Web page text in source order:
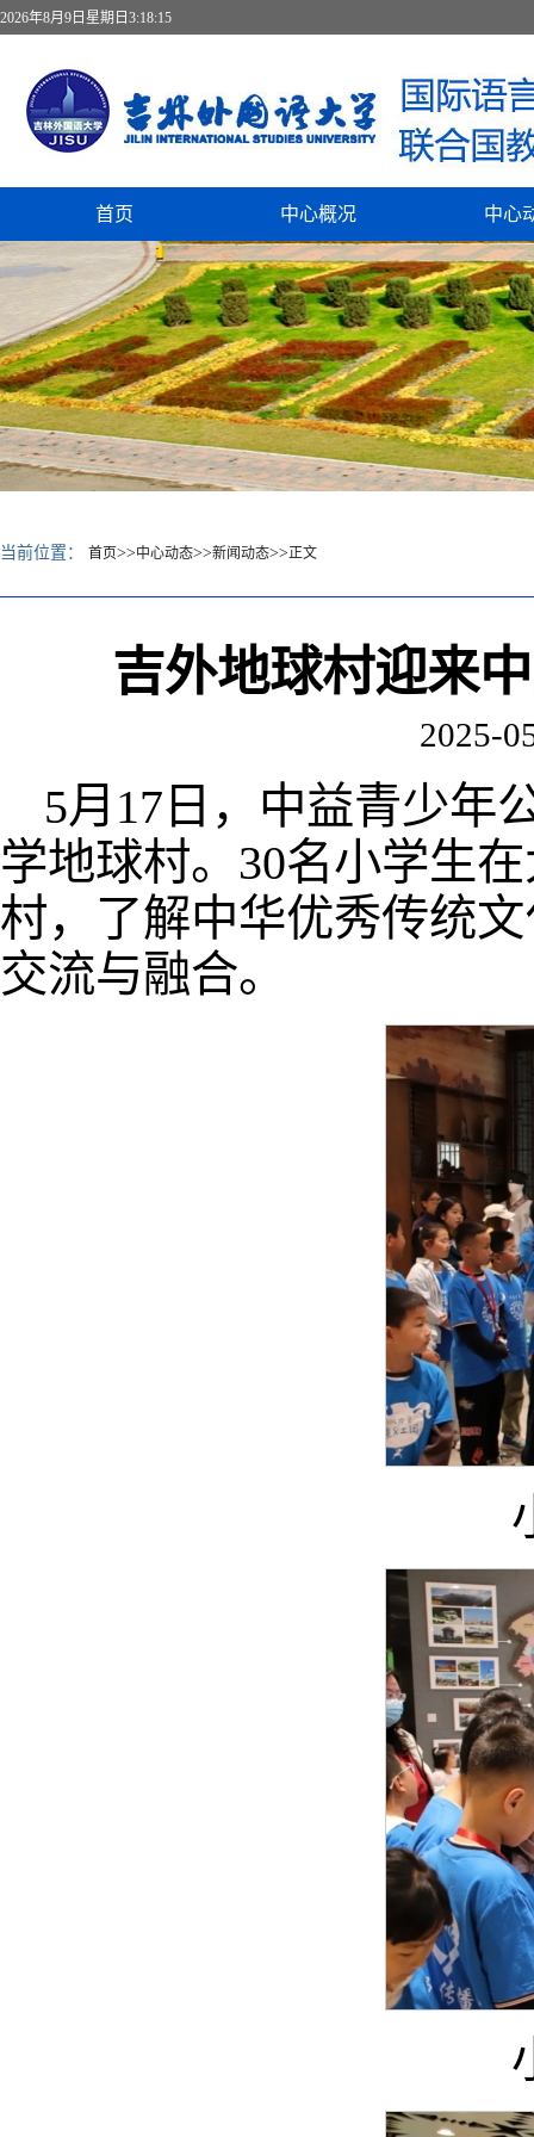
2026年8月9日星期日3:18:16
首页 中心概况 中心
当前位置： 首页>>中心动态>>新闻动态>>正文
吉外地球村迎来
2025-
5月17日，中益青少年
学地球村。30名小学生
村，了解中华优秀传统
交流与融合。